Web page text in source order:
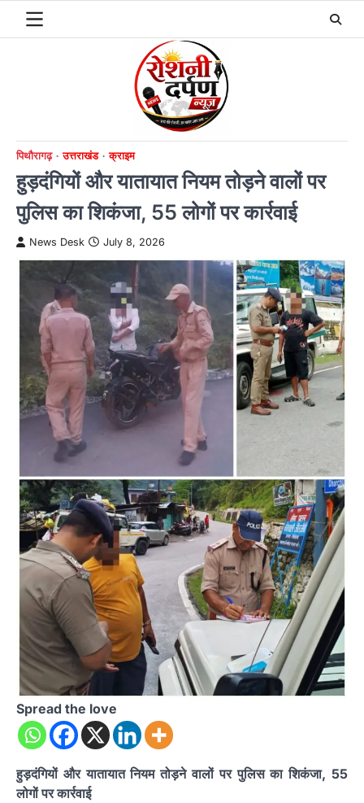
पिथौरागढ़ उत्तराखंड क्राइम
हुड़दंगियों और यातायात नियम तोड़ने वालों पर
पुलिस का शिकंजा, 55 लोगों पर कार्रवाई
News Desk July 8, 2026
Spread the love
हुड़दंगियों और यातायात नियम तोड़ने वालों पर पुलिस का शिकंजा, 55
लोगों पर कार्रवाई